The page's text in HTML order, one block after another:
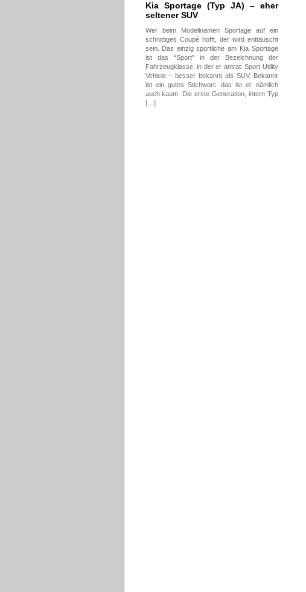
Kia Sportage (Typ JA) – eher
seltener SUV
Wer beim Modellnamen Sportage auf ein
schnittiges Coupé hofft, der wird enttäuscht
sein. Das einzig sportliche am Kia Sportage
ist das “Sport” in der Bezeichnung der
Fahrzeugklasse, in der er antrat: Sport Utility
Vehicle – besser bekannt als SUV. Bekannt
ist ein gutes Stichwort: das ist er nämlich
auch kaum. Die erste Generation, intern Typ
[…]